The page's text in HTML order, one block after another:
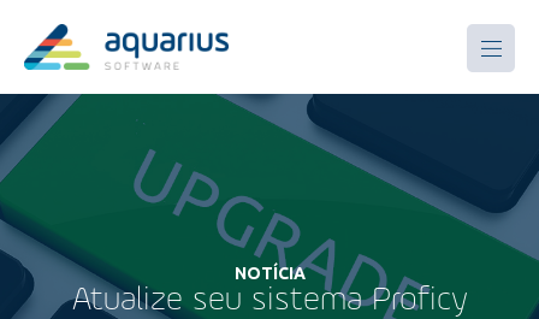
NOTÍCIA
Atualize seu sistema Proficy